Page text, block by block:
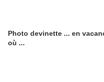
Photo devinette ... en
où ...